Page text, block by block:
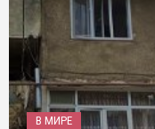
В МИРЕ